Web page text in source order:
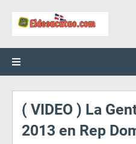
( VIDEO ) La
2013 en Rep